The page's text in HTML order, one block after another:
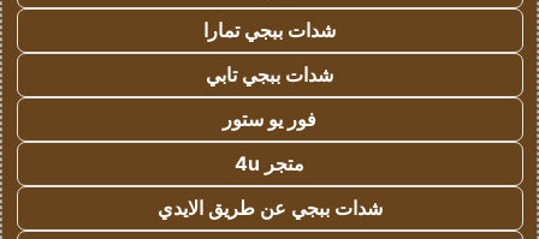
شدات ببجي تمارا
شدات ببجي تابي
فور يو ستور
متجر 4u
شدات ببجي عن طريق الايدي